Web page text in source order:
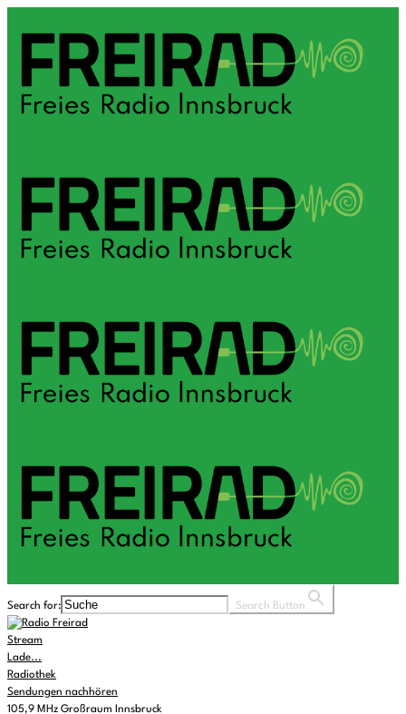
Search for: Search Button
Stream
Lade...
Radiothek
Sendungen nachhören
105,9 MHz Großraum Innsbruck